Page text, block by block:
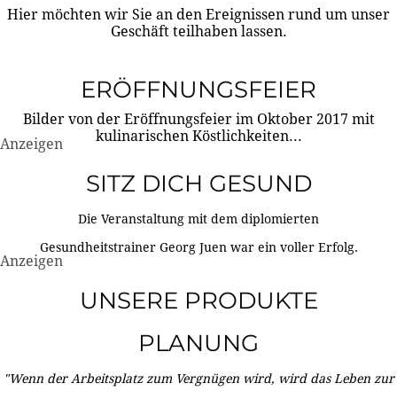
Hier möchten wir Sie an den Ereignissen rund um unser
Geschäft teilhaben lassen.
ERÖFFNUNGSFEIER
Bilder von der Eröffnungsfeier im Oktober 2017 mit
kulinarischen Köstlichkeiten...
Anzeigen
SITZ DICH GESUND
Die Veranstaltung mit dem diplomierten
Gesundheitstrainer Georg Juen war ein voller Erfolg.
Anzeigen
UNSERE PRODUKTE
PLANUNG
"Wenn der Arbeitsplatz zum Vergnügen wird, wird das Leben zur